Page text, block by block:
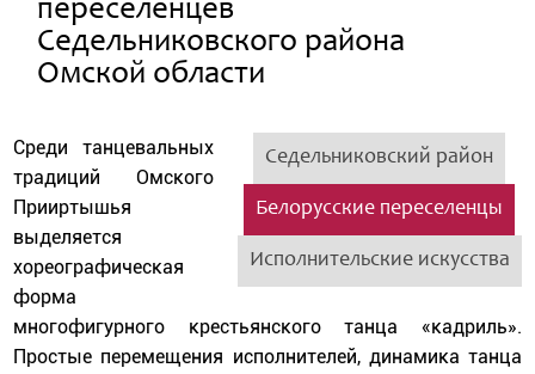
переселенцев
Седельниковского района
Омской области
Седельниковский район
Белорусские переселенцы
Исполнительские искусства
Среди танцевальных
традиций Омского
Прииртышья
выделяется
хореографическая
форма
многофигурного крестьянского танца «кадриль».
Простые перемещения исполнителей, динамика танца